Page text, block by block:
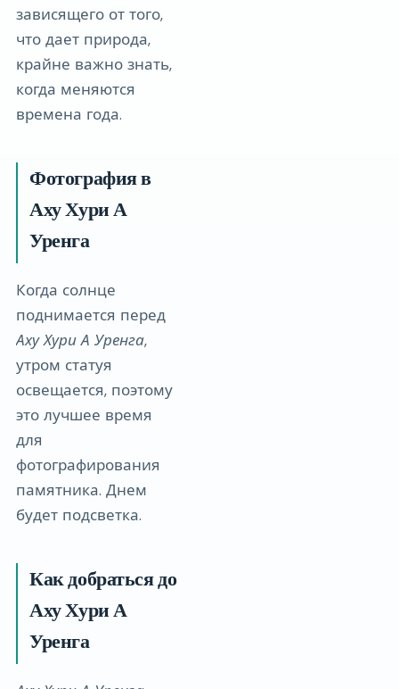
зависящего от того,
что дает природа,
крайне важно знать,
когда меняются
времена года.
Фотография в
Аху Хури А
Уренга
Когда солнце
поднимается перед
Аху Хури А Уренга,
утром статуя
освещается, поэтому
это лучшее время
для
фотографирования
памятника. Днем
будет подсветка.
Как добраться до
Аху Хури А
Уренга